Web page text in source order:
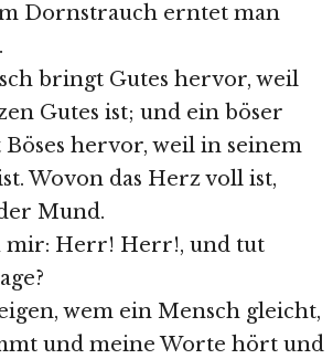
Dornstrauch erntet man
bringt Gutes hervor, weil
Gutes ist; und ein böser
hervor, weil in seinem
Wovon das Herz voll ist,
Mund.
mir: Herr! Herr!, und tut
wem ein Mensch gleicht,
und meine Worte hört und